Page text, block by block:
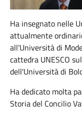
Ha insegnato nelle
attualmente
all'Università di
cattedra UNESCO
dell'Università di
Ha dedicato molta
Storia del Concilio